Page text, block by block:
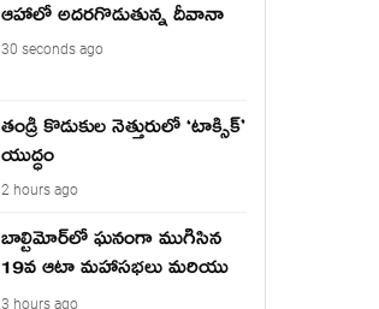
ఆహాలో అదరగొడుతున్న దీవానా
30 seconds ago
తండ్రీ కొడుకుల నెత్తురులో ‘టాక్సిక్’
యుద్ధం
2 hours ago
బాల్టిమోర్‌లో ఘనంగా ముగిసిన
19వ ఆటా మహాసభలు మరియు
యువజన సదస్సు
3 hours ago